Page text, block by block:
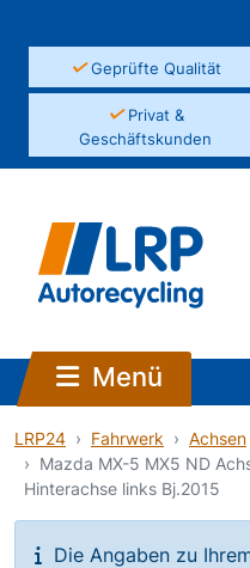
✓Geprüfte Qualität
✓Privat &
Geschäftskunden
Menü
LRP24 Fahrwerk
Achsen
Mazda MX-5 MX5 ND
Hinterachse links Bj.2015
Die Angaben zu